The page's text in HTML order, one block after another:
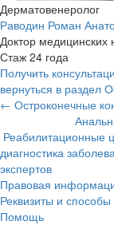
Дерматовенеролог
Раводин Роман
Доктор медицинских
Стаж 24 года
Получить
вернуться в раздел
← Остроконечные
Реабилитационные
диагностика
экспертов
Правовая
Реквизиты и
Помощь